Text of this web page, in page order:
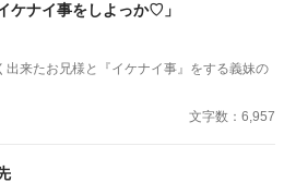
ケナイ事をしよっか♡」
出来たお兄様と『イケナイ事』をする義妹の
文字数：6,957